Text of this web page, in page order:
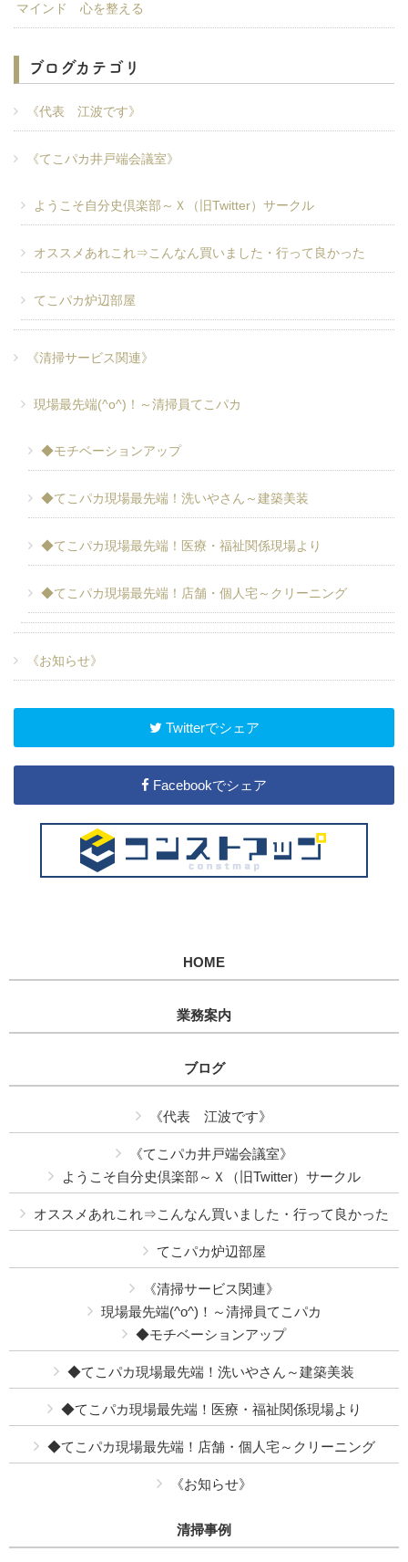
マインド 心を整える
ブログカテゴリ
《代表 江波です》
《てこパカ井戸端会議室》
ようこそ自分史倶楽部～Ｘ（旧Twitter）サークル
オススメあれこれ⇒こんなん買いました・行って良かった
てこパカ炉辺部屋
《清掃サービス関連》
現場最先端(^o^)！～清掃員てこパカ
◆モチベーションアップ
◆てこパカ現場最先端！洗いやさん～建築美装
◆てこパカ現場最先端！医療・福祉関係現場より
◆てこパカ現場最先端！店舗・個人宅～クリーニング
《お知らせ》
Twitterでシェア
Facebookでシェア
HOME
業務案内
ブログ
《代表 江波です》
《てこパカ井戸端会議室》
ようこそ自分史倶楽部～Ｘ（旧Twitter）サークル
オススメあれこれ⇒こんなん買いました・行って良かった
てこパカ炉辺部屋
《清掃サービス関連》
現場最先端(^o^)！～清掃員てこパカ
◆モチベーションアップ
◆てこパカ現場最先端！洗いやさん～建築美装
◆てこパカ現場最先端！医療・福祉関係現場より
◆てこパカ現場最先端！店舗・個人宅～クリーニング
《お知らせ》
清掃事例